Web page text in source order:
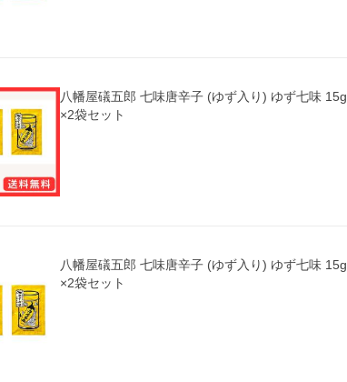
八幡屋礒五郎 七味唐辛子 (ゆず入り) ゆず七味 15g
×2袋セット
八幡屋礒五郎 七味唐辛子 (ゆず入り) ゆず七味 15g
×2袋セット